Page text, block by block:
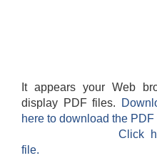
It appears your Web
display PDF files.
here to download the PDF
Click
file.